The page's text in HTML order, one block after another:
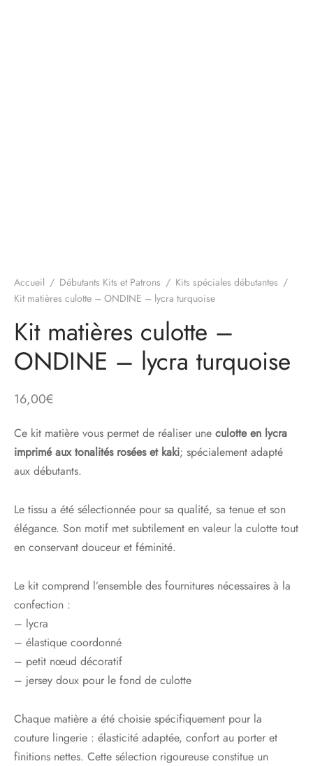
Accueil / Débutants Kits et Patrons / Kits spéciales débutantes /
Kit matières culotte – ONDINE – lycra turquoise
Kit matières culotte –
ONDINE – lycra turquoise
16,00€
Ce kit matière vous permet de réaliser une culotte en lycra
imprimé aux tonalités rosées et kaki; spécialement adapté
aux débutants.
Le tissu a été sélectionnée pour sa qualité, sa tenue et son
élégance. Son motif met subtilement en valeur la culotte tout
en conservant douceur et féminité.
Le kit comprend l’ensemble des fournitures nécessaires à la
confection :
– lycra
– élastique coordonné
– petit nœud décoratif
– jersey doux pour le fond de culotte
Chaque matière a été choisie spécifiquement pour la
couture lingerie : élasticité adaptée, confort au porter et
finitions nettes. Cette sélection rigoureuse constitue un